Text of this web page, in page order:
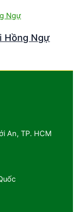
Hồng Ngự
An, TP. HCM